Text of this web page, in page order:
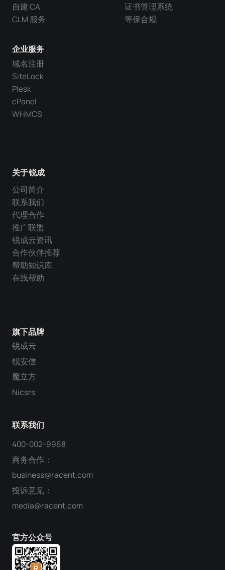
旗下品牌
锐成云
锐安信
魔立方
Nicsrs
联系我们
400-002-9968
商务合作：
business@racent.com
投诉意见：
media@racent.com
官方公众号
自建 CA
CLM 服务
企业服务
域名注册
SiteLock
Plesk
cPanel
WHMCS
证书管理系统
等保合规
关于锐成
公司简介
联系我们
代理合作
推广联盟
锐成云资讯
合作伙伴推荐
帮助知识库
在线帮助